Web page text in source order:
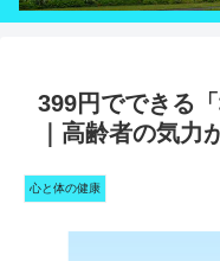
399円でできる
｜高齢者の気力
心と体の健康